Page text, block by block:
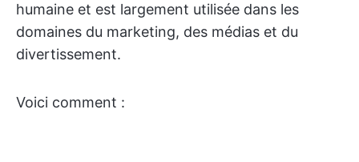
humaine et est largement utilisée dans les
domaines du marketing, des médias et du
divertissement.
Voici comment :